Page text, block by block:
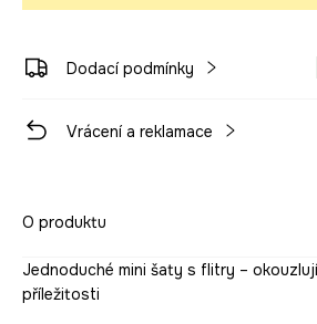
Dodací podmínky
Vrácení a reklamace
O produktu
Jednoduché mini šaty s flitry –
příležitosti